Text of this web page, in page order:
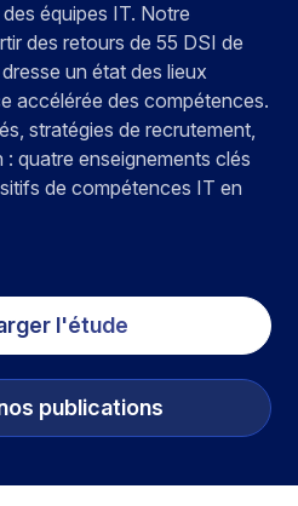
équipes IT. Notre
des retours de 55 DSI de
un état des lieux
accélérée des compétences.
stratégies de recrutement,
: quatre enseignements clés
de compétences IT en
l'étude
publications